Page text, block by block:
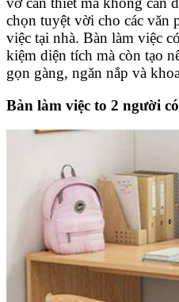
chọn tuyệt vời cho các văn
việc tại nhà. Bàn làm việc
kiệm diện tích mà còn tạo
gọn gàng, ngăn nắp và
Bàn làm việc to 2 người